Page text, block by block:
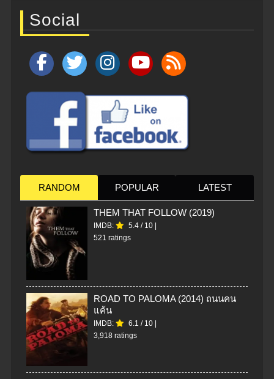
Social
RANDOM POPULAR LATEST
THEM THAT FOLLOW (2019)
IMDB: 5.4 / 10
521 ratings
ROAD TO PALOMA (2014) ถนนคน
แค้น
IMDB: 6.1 / 10
3,918 ratings